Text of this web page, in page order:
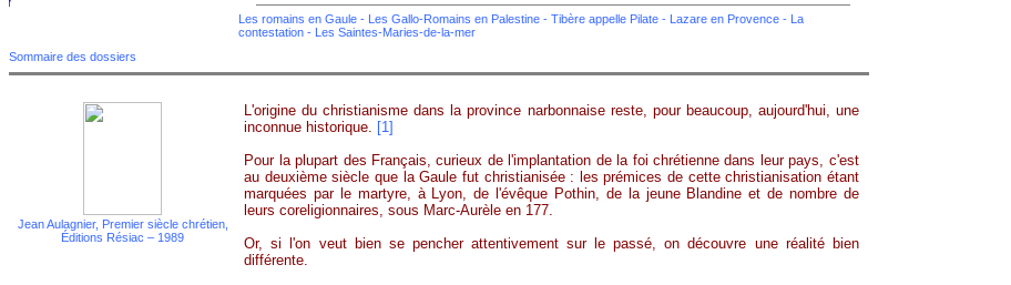
Sommaire des dossiers
Les romains en Gaule - Les Gallo-Romains en Palestine -Tibère appelle Pilate - Lazare en Provence - La
contestation - LesSaintes-Maries-de-la-mer
Jean Aulagnier, Premier siècle chrétien,
Éditions Résiac – 1989
L'origine du christianisme dans la province narbonnaise reste, pour beaucoup, aujourd'hui, une
inconnue historique. [1]
Pour la plupart des Français, curieux de l'implantation de la foi chrétienne dans leur pays, c'est
au deuxième siècle que la Gaule fut christianisée : les prémices de cette christianisation étant
marquées par le martyre, à Lyon, de l'évêque Pothin, de la jeune Blandine et de nombre de
leurs coreligionnaires, sous Marc-Aurèle en 177.
Or, si l'on veut bien se pencher attentivement sur le passé, on découvre une réalité bien
différente.